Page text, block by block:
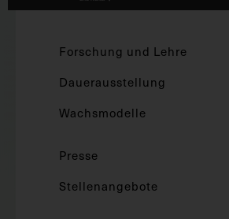
Forschung und Lehre
Dauerausstellung
Wachsmodelle
Presse
Stellenangebote